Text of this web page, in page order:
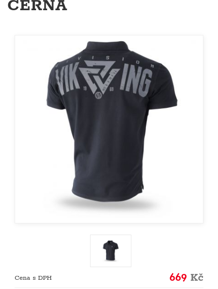
ČERNÁ
Cena s DPH 669 Kč